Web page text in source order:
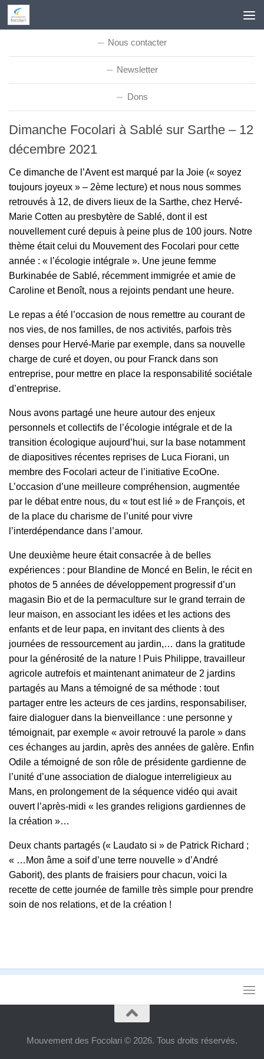
Skip to content
Nous contacter
Newsletter
Dons
Dimanche Focolari à Sablé sur Sarthe – 12
décembre 2021
Ce dimanche de l’Avent est marqué par la Joie (« soyez
toujours joyeux » – 2ème lecture) et nous nous sommes
retrouvés à 12, de divers lieux de la Sarthe, chez Hervé-
Marie Cotten au presbytère de Sablé, dont il est
nouvellement curé depuis à peine plus de 100 jours. Notre
thème était celui du Mouvement des Focolari pour cette
année : « l’écologie intégrale ». Une jeune femme
Burkinabée de Sablé, récemment immigrée et amie de
Caroline et Benoît, nous a rejoints pendant une heure.
Le repas a été l’occasion de nous remettre au courant de
nos vies, de nos familles, de nos activités, parfois très
denses pour Hervé-Marie par exemple, dans sa nouvelle
charge de curé et doyen, ou pour Franck dans son
entreprise, pour mettre en place la responsabilité sociétale
d’entreprise.
Nous avons partagé une heure autour des enjeux
personnels et collectifs de l’écologie intégrale et de la
transition écologique aujourd’hui, sur la base notamment
de diapositives récentes reprises de Luca Fiorani, un
membre des Focolari acteur de l’initiative EcoOne.
L’occasion d’une meilleure compréhension, augmentée
par le débat entre nous, du « tout est lié » de François, et
de la place du charisme de l’unité pour vivre
l’interdépendance dans l’amour.
Une deuxième heure était consacrée à de belles
expériences : pour Blandine de Moncé en Belin, le récit en
photos de 5 années de développement progressif d’un
magasin Bio et de la permaculture sur le grand terrain de
leur maison, en associant les idées et les actions des
enfants et de leur papa, en invitant des clients à des
journées de ressourcement au jardin,… dans la gratitude
pour la générosité de la nature ! Puis Philippe, travailleur
agricole autrefois et maintenant animateur de 2 jardins
partagés au Mans a témoigné de sa méthode : tout
partager entre les acteurs de ces jardins, responsabiliser,
faire dialoguer dans la bienveillance : une personne y
témoignait, par exemple « avoir retrouvé la parole » dans
ces échanges au jardin, après des années de galère. Enfin
Odile a témoigné de son rôle de présidente gardienne de
l’unité d’une association de dialogue interreligieux au
Mans, en prolongement de la séquence vidéo qui avait
ouvert l’après-midi « les grandes religions gardiennes de
la création »…
Deux chants partagés (« Laudato si » de Patrick Richard ;
« …Mon âme a soif d’une terre nouvelle » d’André
Gaborit), des plants de fraisiers pour chacun, voici la
recette de cette journée de famille très simple pour prendre
soin de nos relations, et de la création !
Mouvement des Focolari © 2026. Tous droits réservés.